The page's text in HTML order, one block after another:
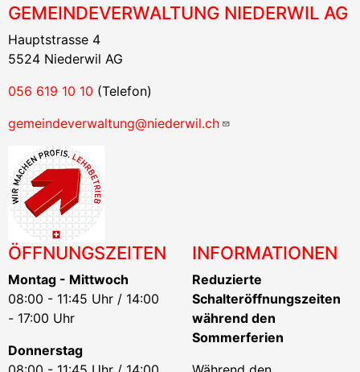
GEMEINDEVERWALTUNG NIEDERWIL AG
Hauptstrasse 4
5524 Niederwil AG
056 619 10 10 (Telefon)
gemeindeverwaltung@niederwil.ch
ÖFFNUNGSZEITEN
Montag - Mittwoch
08:00 - 11:45 Uhr / 14:00
- 17:00 Uhr
Donnerstag
INFORMATIONEN
Reduzierte
Schalteröffnungszeiten
während den
Sommerferien